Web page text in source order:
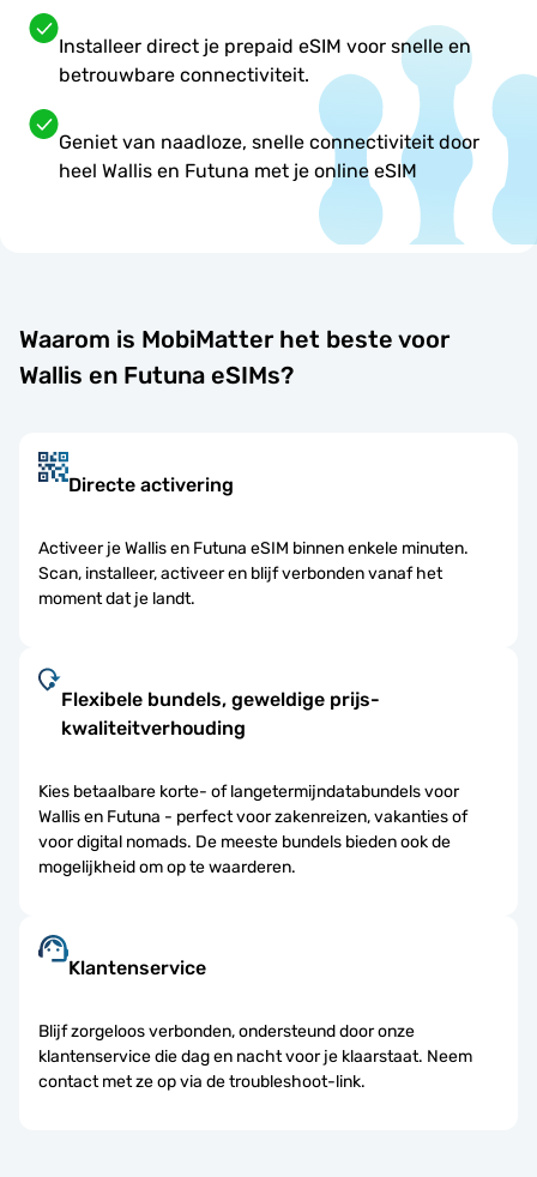
Installeer direct je prepaid eSIM voor snelle en
betrouwbare connectiviteit.
Geniet van naadloze, snelle connectiviteit door
heel Wallis en Futuna met je online eSIM
Waarom is MobiMatter het beste voor
Wallis en Futuna eSIMs?
Directe activering
Activeer je Wallis en Futuna eSIM binnen enkele minuten.
Scan, installeer, activeer en blijf verbonden vanaf het
moment dat je landt.
Flexibele bundels, geweldige prijs-
kwaliteitverhouding
Kies betaalbare korte- of langetermijndatabundels voor
Wallis en Futuna - perfect voor zakenreizen, vakanties of
voor digital nomads. De meeste bundels bieden ook de
mogelijkheid om op te waarderen.
Klantenservice
Blijf zorgeloos verbonden, ondersteund door onze
klantenservice die dag en nacht voor je klaarstaat. Neem
contact met ze op via de troubleshoot-link.